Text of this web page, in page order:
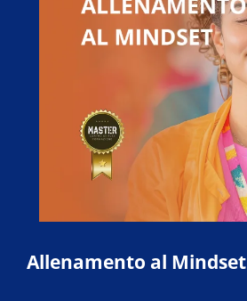
Allenamento al Mindset